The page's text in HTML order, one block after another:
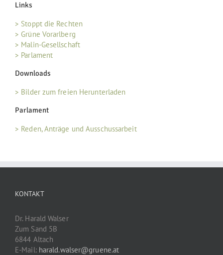
Links
> Stoppt die Rechten
> Grüne Vorarlberg
> Malin-Gesellschaft
> Parlament
Downloads
> Bilder zum freien Herunterladen
Parlament
> Reden, Anträge und Ausschussarbeit
KONTAKT
Dr. Harald Walser
Zum Sand 5B
6844 Altach
E-Mail: harald.walser@gruene.at